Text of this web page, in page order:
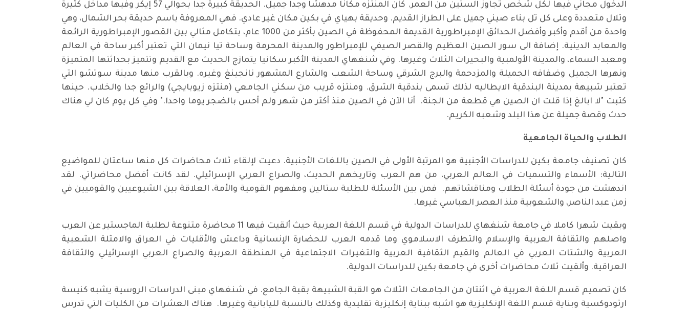
الدخول مجاني فيها لكل شخص تجاوز الستين من العمر. كان المنتزه مكانا مدهشا وجدا جميل. الحديقة كبيرة جدا بحوالي 57 إيكر وفيها مداخل كثيرة
وتلال متعددة وعلى كل تل بناء صيني جميل على الطراز القديم. وحديقة بهياي في بكين مكان غير عادي. فهي المعروفة باسم حديقة بحر الشمال، وهي
واحدة من أقدم وأكبر وأفضل الحدائق الإمبراطورية القديمة المحفوظة في الصين بأكثر من 1000 عام، بتكامل مثالي بين القصور الإمبراطورية الرائعة
والمعابد الدينية. إضافة الى سور الصين العظيم والقصر الصيفي للإمبراطور والمدينة المحرمة وساحة تيا نيمان التي تعتبر أكبر ساحة في العالم
ومعبد السماء، والمدينة الأولمبية والبحيرات الثلاث وغيرها. وفي شنغهاي المدينة الأكبر سكانيا يتمازج الحديث مع القديم وتتميز بحداثتها المتميزة
ونهرها الجميل وضفافه الجميلة والمزدحمة والبرج الشرقي وساحة الشعب والشارع المشهور نانجينغ وغيره. وبالقرب منها مدينة سوتشو التي
تعتبر شبيهة بمدينة البندقية الايطاليه لذلك تسمى بندقية الشرق. ومنتزه قريب من سكني الجامعي (منتزه زيوبايجي) والرائع جدا والخلاب. حينها
كتبت "لا ابالغ إذا قلت ان الصين هي قطعة من الجنة. أنا الآن في الصين منذ أكثر من شهر ولم أحس بالضجر يوما واحدا." وفي كل يوم كان لي هناك
حدث وقصة جميلة عن هذا البلد وشعبه الكريم.
الطلاب والحياة الجامعية
كان تصنيف جامعة بكين للدراسات الأجنبية هو المرتبة الأولى في الصين باللغات الأجنبية. دعيت لإلقاء ثلاث محاضرات كل منها ساعتان للمواضيع
التالية: الأسماء والتسميات في العالم العربي، من هم العرب وتاريخهم الحديث، والصراع العربي الإسرائيلي. لقد كانت أفضل محاضراتي. لقد
اندهشت من جودة أسئلة الطلاب ومناقشاتهم. فمن بين الأسئلة للطلبة ستالين ومفهوم القومية والأمة، العلاقة بين الشيوعيين والقوميين في
زمن عبد الناصر، والشعوبية منذ العصر العباسي غيرها.
وبقيت شهرا كاملا في جامعة شنغهاي للدراسات الدولية في قسم اللغة العربية حيث ألقيت فيها 11 محاضرة متنوعة لطلبة الماجستير عن العرب
واصلهم والثقافة العربية والإسلام والتطرف الاسلاموي وما قدمه العرب للحضارة الإنسانية وداعش والأقليات في العراق والامثلة الشعبية
العربية والشتات العربي في العالم والقيم الثقافية العربية والتغيرات الاجتماعية في المنطقة العربية والصراع العربي الإسرائيلي والثقافة
العراقية. وألقيت ثلاث محاضرات أخرى في جامعة بكين للدراسات الدولية.
كان تصميم قسم اللغة العربية في اثنتان من الجامعات الثلاث هو القبة الشبيهة بقبة الجامع. في شنغهاي مبنى الدراسات الروسية يشبه كنيسة
ارثودوكسية وبناية قسم اللغة الإنكليزية هو اشبه ببناية إنكليزية تقليدية وكذلك بالنسبة لليابانية وغيرها. هناك العشرات من الكليات التي تدرس